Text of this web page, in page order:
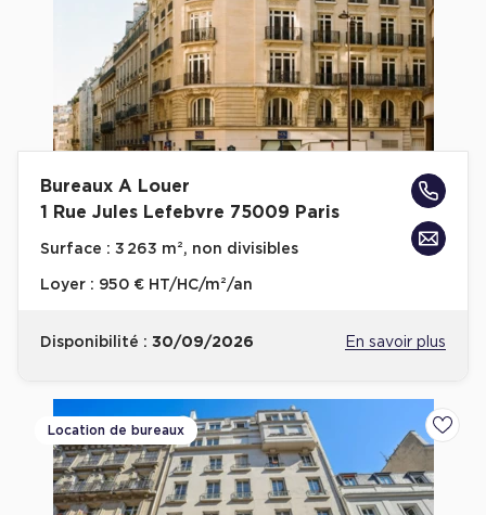
Bureaux A Louer
1 Rue Jules Lefebvre 75009 Paris
Surface : 3 263 m², non divisibles
Loyer : 950 € HT/HC/m²/an
Disponibilité : 30/09/2026 En savoir plus
Location de bureaux